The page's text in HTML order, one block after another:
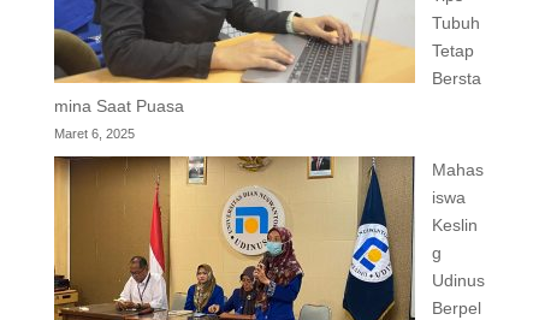
Tubuh
Tetap
Bersta
mina Saat Puasa
Maret 6, 2025
Mahas
iswa
Keslin
g
Udinus
Berpel